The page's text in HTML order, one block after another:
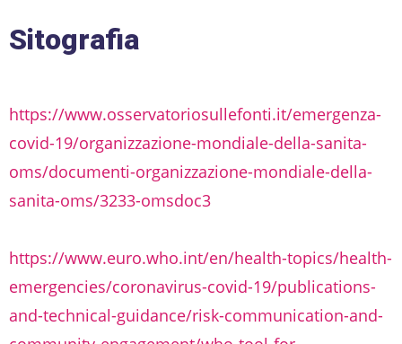
Sitografia
https://www.osservatoriosullefonti.it/emergenza-
covid-19/organizzazione-mondiale-della-sanita-
oms/documenti-organizzazione-mondiale-della-
sanita-oms/3233-omsdoc3
https://www.euro.who.int/en/health-topics/health-
emergencies/coronavirus-covid-19/publications-
and-technical-guidance/risk-communication-and-